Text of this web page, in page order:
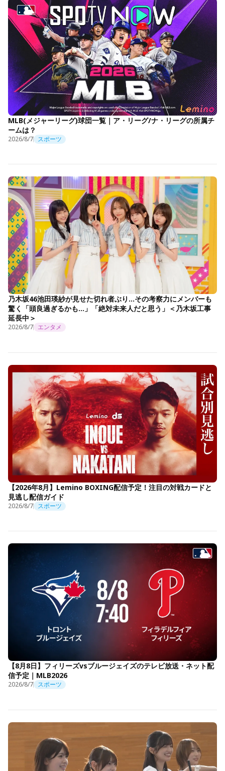
MLB(メジャーリーグ)球団一覧｜ア・リーグ/ナ・リーグの所属チ
ームは？
2026/8/7 スポーツ
乃木坂46池田瑛紗が見せた切れ者ぶり…その考察力にメンバーも
驚く「頭良過ぎるかも…」「絶対未来人だと思う」＜乃木坂工事
延長中＞
2026/8/7 エンタメ
【2026年8月】Lemino BOXING配信予定！注目の対戦カードと
見逃し配信ガイド
2026/8/7 スポーツ
【8月8日】フィリーズvsブルージェイズのテレビ放送・ネット配
信予定｜MLB2026
2026/8/7 スポーツ